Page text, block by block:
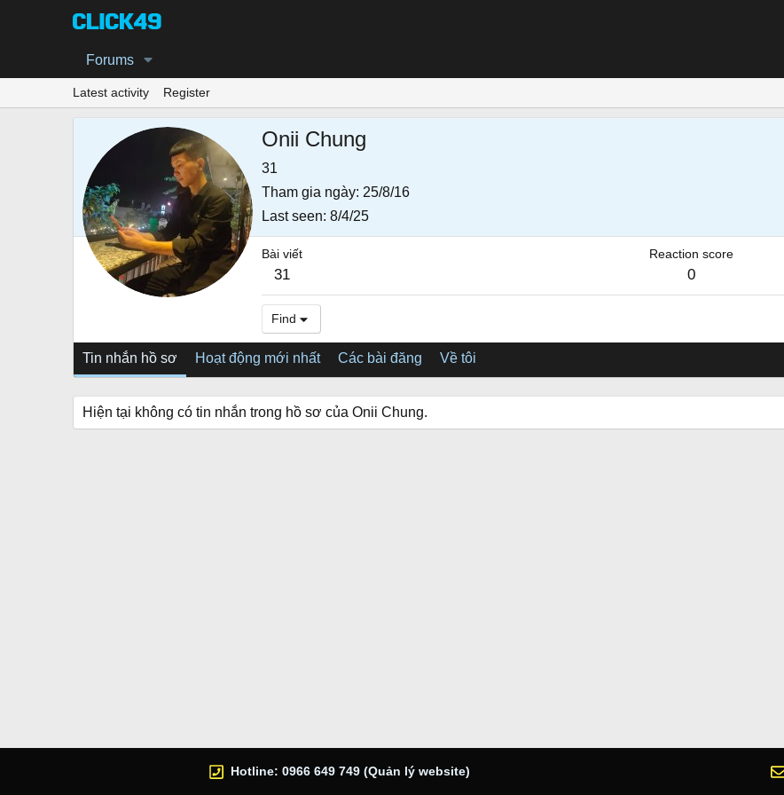
Forums
Latest activity Register
Onii Chung
31
Tham gia ngày 25/8/16
Last seen 8/4/25
Bài viết
31
Reaction score
0
Find
Tin nhắn hồ sơ Hoạt động mới nhất Các bài đăng Về tôi
Hiện tại không có tin nhắn trong hồ sơ của Onii Chung.
Hotline: 0966 649 749 (Quản lý website)